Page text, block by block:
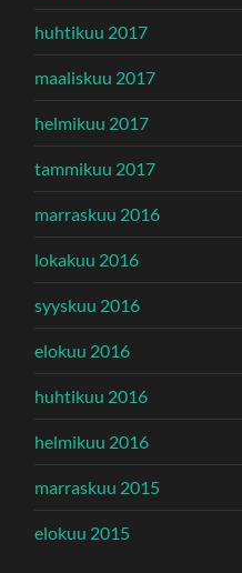
huhtikuu 2017
maaliskuu 2017
helmikuu 2017
tammikuu 2017
marraskuu 2016
lokakuu 2016
syyskuu 2016
elokuu 2016
huhtikuu 2016
helmikuu 2016
marraskuu 2015
elokuu 2015